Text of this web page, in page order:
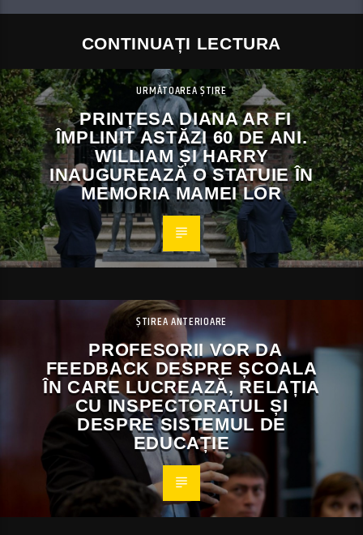
CONTINUAȚI LECTURA
URMĂTOAREA ȘTIRE
PRINȚESA DIANA AR FI
ÎMPLINIT ASTĂZI 60 DE ANI.
WILLIAM ȘI HARRY
INAUGUREAZĂ O STATUIE ÎN
MEMORIA MAMEI LOR
ȘTIREA ANTERIOARE
PROFESORII VOR DA
FEEDBACK DESPRE ȘCOALA
ÎN CARE LUCREAZĂ, RELAȚIA
CU INSPECTORATUL ȘI
DESPRE SISTEMUL DE
EDUCAȚIE